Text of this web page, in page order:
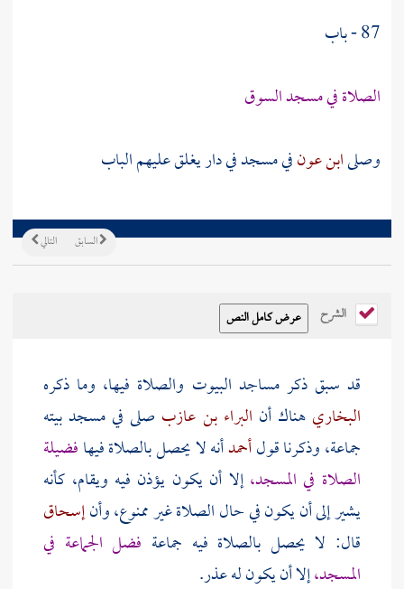
87 - باب
الصلاة في مسجد السوق
وصلىابن عونفي مسجد في دار يغلق عليهم الباب
التالي السابق
الشرح
قد سبق ذكر مساجد البيوت والصلاة فيها، وما ذكره
البخاريهناك أن البراء بن عازب صلى في مسجد بيته
جماعة، وذكرنا قولأحمدأنه لا يحصل بالصلاة فيهافضيلة
الصلاة في المسجد،إلا أن يكون يؤذن فيه ويقام، كأنه
يشير إلى أن يكون في حال الصلاة غير ممنوع، وأنإسحاق
قال: لا يحصل بالصلاة فيه جماعة فضل الجماعة في
المسجد،إلا أن يكون له عذر.